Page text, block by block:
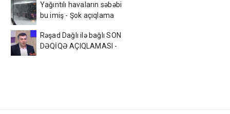
Yağıntılı havaların səbəbi
bu imiş - Şok açıqlama
Rəşad Dağlı ilə bağlı SON
DƏQİQƏ AÇIQLAMASI -